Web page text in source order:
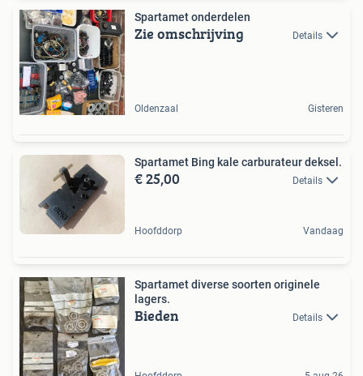
Spartamet onderdelen
Zie omschrijving Details
Oldenzaal Gisteren
Spartamet Bing kale carburateur deksel.
€ 25,00 Details
Hoofddorp Vandaag
Spartamet diverse soorten originele
lagers.
Bieden Details